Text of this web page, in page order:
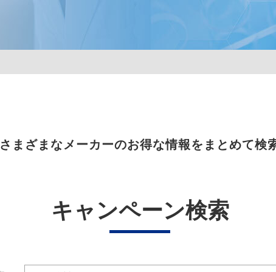
さまざまなメーカーのお得な情報をまとめて検
キャンペーン検索